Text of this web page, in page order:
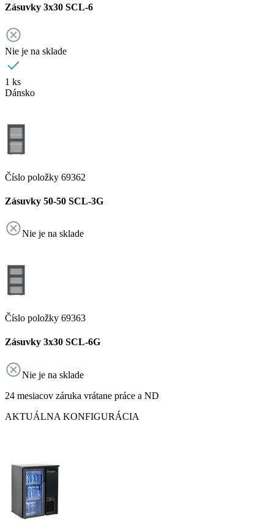
Zásuvky 3x30 SCL-6
Nie je na sklade
1 ks
Dánsko
Číslo položky 69362
Zásuvky 50-50 SCL-3G
Nie je na sklade
Číslo položky 69363
Zásuvky 3x30 SCL-6G
Nie je na sklade
24 mesiacov záruka vrátane práce a ND
AKTUÁLNA KONFIGURÁCIA